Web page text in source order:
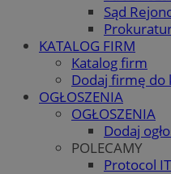
Sąd
KATALOG FIRM
Katalog firm
Dodaj firmę do
OGŁOSZENIA
OGŁOSZENIA
Dodaj
POLECAMY
Protocol IT